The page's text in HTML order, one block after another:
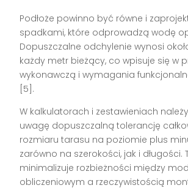
Podłoże powinno być równe i
spadkami, które odprowadzą wodę
Dopuszczalne odchylenie wynosi
każdy metr bieżący, co wpisuje się w
wykonawczą i wymagania
[5].
W kalkulatorach i zestawieniach
uwagę dopuszczalną tolerancję
rozmiaru tarasu na poziomie plus
zarówno na szerokości, jak i długości.
minimalizuje rozbieżności między
obliczeniowym a rzeczywistością